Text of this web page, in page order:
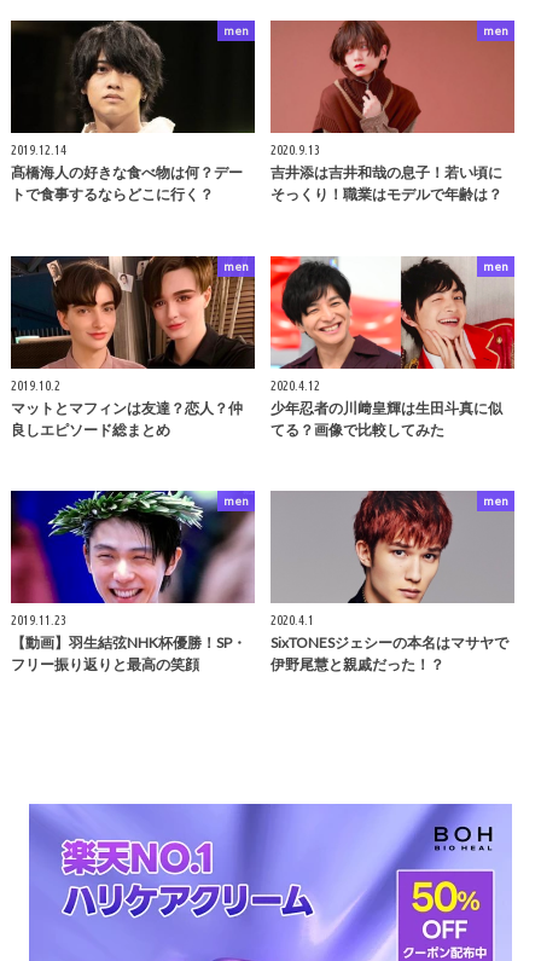
men
2019.12.14
髙橋海人の好きな食べ物は何？デー
トで食事するならどこに行く？
men
2020.9.13
吉井添は吉井和哉の息子！若い頃に
そっくり！職業はモデルで年齢は？
men
2019.10.2
マットとマフィンは友達？恋人？仲
良しエピソード総まとめ
men
2020.4.12
少年忍者の川﨑皇輝は生田斗真に似
てる？画像で比較してみた
men
2019.11.23
【動画】羽生結弦NHK杯優勝！SP・
フリー振り返りと最高の笑顔
men
2020.4.1
SixTONESジェシーの本名はマサヤで
伊野尾慧と親戚だった！？